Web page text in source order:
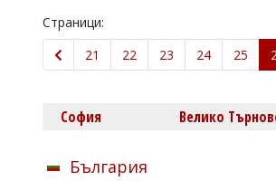
Страници:
21
22 23 24 25
София Велико
България